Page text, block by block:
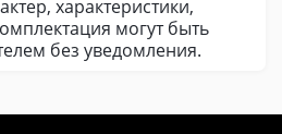
характеристики,
могут быть
без уведомления.